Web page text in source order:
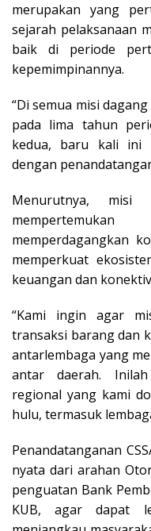
merupakan yang
sejarah pelaksanaan
baik di periode
kepemimpinannya.
“Di semua misi
pada lima tahun
kedua, baru kali ini
dengan
Menurutnya,
memperdagangkan
memperkuat
keuangan dan
“Kami ingin agar
transaksi barang dan
antarlembaga yang
antar daerah.
regional yang kami
hulu, termasuk
Penandatanganan
nyata dari arahan
penguatan Bank
KUB, agar dapat